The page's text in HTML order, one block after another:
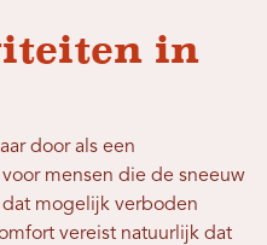
in
door als een
mensen die de sneeuw
mogelijk verboden
vereist natuurlijk dat